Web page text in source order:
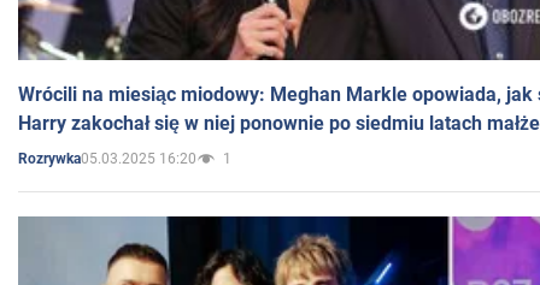
Wrócili na miesiąc miodowy: Meghan Markle opowiada, jak
Harry zakochał się w niej ponownie po siedmiu latach
Rozrywka05.03.2025 16:20 1